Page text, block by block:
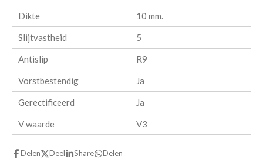
Dikte 10 mm.
Slijtvastheid 5
Antislip R9
Vorstbestendig Ja
Gerectificeerd Ja
V waarde V3
Delen Deel Share Delen